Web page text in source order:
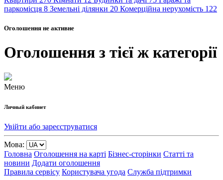
паркомісця 8 Земельні ділянки 20 Комерційна нерухомість 122
Оголошення не активне
Оголошення з тієї ж категорії
Меню
Личный кабинет
Увійти або зареєструватися
Мова:
Головна Оголошення на карті Бізнес-сторінки Статті та
новини Додати оголошення
Правила сервісу Користувача угода Служба підтримки